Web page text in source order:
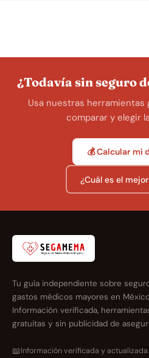
¿Todavía sin seguro
Usa nuestras herramientas
comparar y elegir
💰 Calcular mi
¿Cuál es el
Tu guía independiente sobre
gastos médicos mayores en
Información verificada,
gratuitas y sin publicidad de
📖Información verificada y actualizada